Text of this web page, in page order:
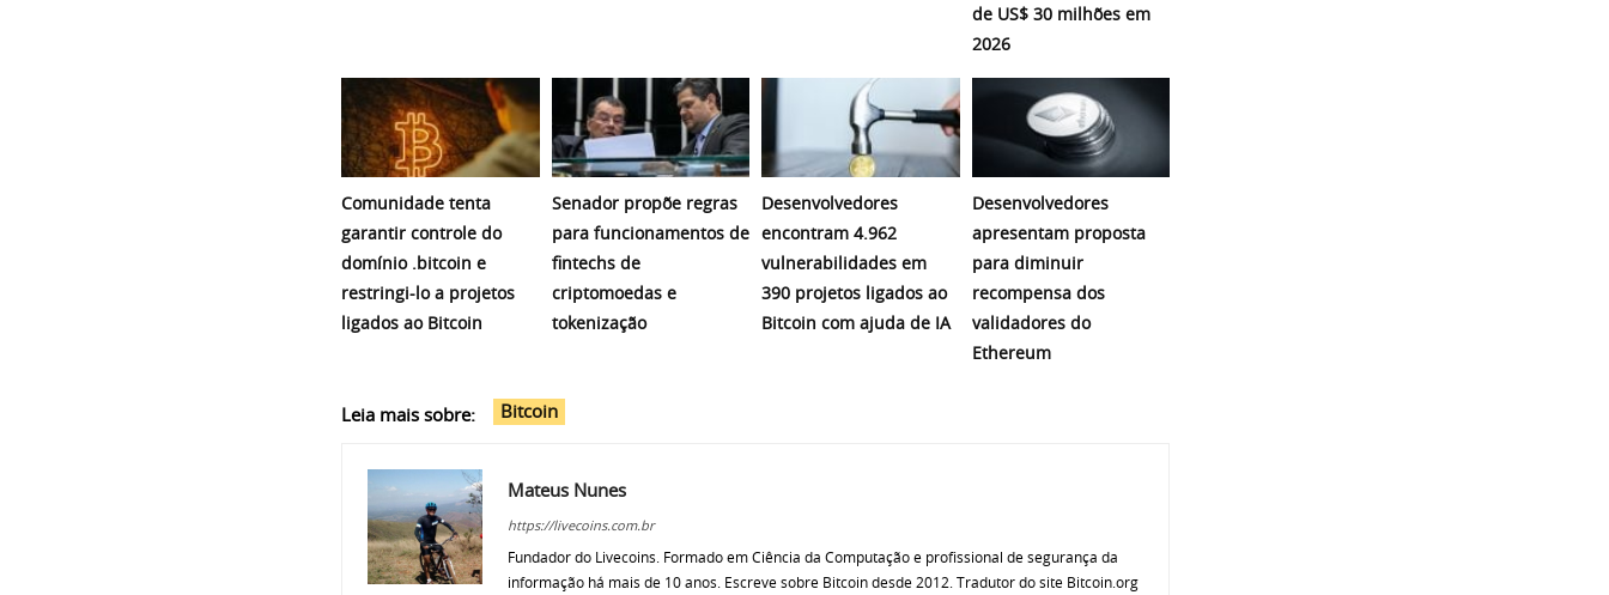
de US$ 30 milhões em
2026
Comunidade tenta
garantir controle do
domínio .bitcoin e
restringi-lo a projetos
ligados ao Bitcoin
Senador propõe regras
para funcionamentos de
fintechs de
criptomoedas e
tokenização
Desenvolvedores
encontram 4.962
vulnerabilidades em
390 projetos ligados ao
Bitcoin com ajuda de IA
Desenvolvedores
apresentam proposta
para diminuir
recompensa dos
validadores do
Ethereum
Leia mais sobre: Bitcoin
Mateus Nunes
https://livecoins.com.br
Fundador do Livecoins. Formado em Ciência da Computação e profissional de segurança da
informação há mais de 10 anos. Escreve sobre Bitcoin desde 2012. Tradutor do site Bitcoin.org